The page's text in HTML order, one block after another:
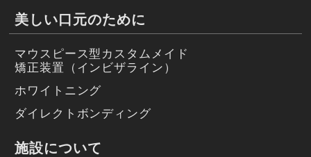
美しい口元のために
マウスピース型カスタムメイド
矯正装置（インビザライン）
ホワイトニング
ダイレクトボンディング
施設について